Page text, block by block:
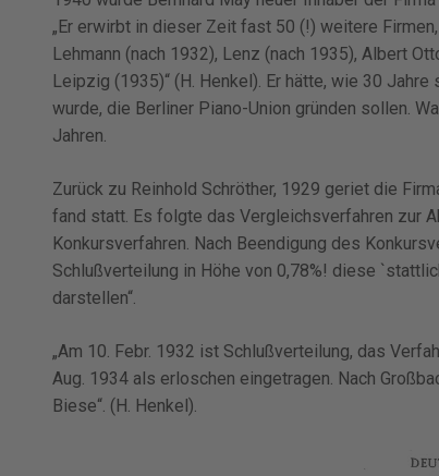
„Er erwirbt in dieser Zeit fast 50 (!) weitere
Lehmann (nach 1932), Lenz (nach 1935), Albert
Leipzig (1935)“ (H. Henkel). Er hätte, wie 30
wurde, die Berliner Piano-Union gründen sollen.
Jahren.
Zurück zu Reinhold Schröther, 1929 geriet die
fand statt. Es folgte das Vergleichsverfahren zur
Konkursverfahren. Nach Beendigung des
Schlußverteilung in Höhe von 0,78%! diese
darstellen“.
„Am 10. Febr. 1932 ist Schlußverteilung, das
Aug. 1934 als erloschen eingetragen. Nach
Biese“. (H. Henkel).